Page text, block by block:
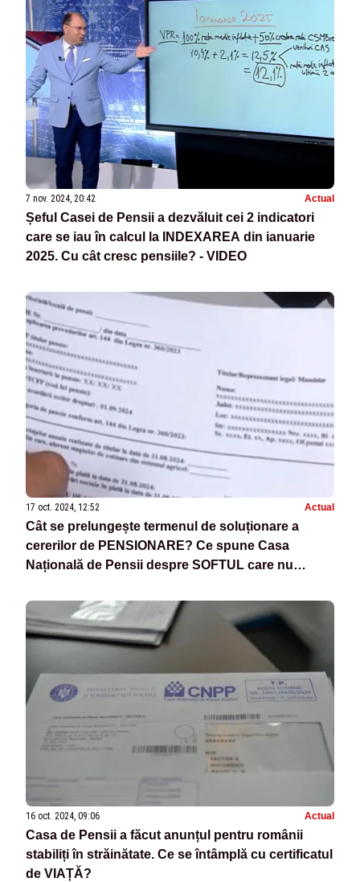
7 nov. 2024, 20:42 Actual
Șeful Casei de Pensii a dezvăluit cei 2 indicatori
care se iau în calcul la INDEXAREA din ianuarie
2025. Cu cât cresc pensiile? - VIDEO
17 oct. 2024, 12:52 Actual
Cât se prelungește termenul de soluționare a
cererilor de PENSIONARE? Ce spune Casa
Națională de Pensii despre SOFTUL care nu
16 oct. 2024, 09:06 Actual
Casa de Pensii a făcut anunțul pentru românii
stabiliți în străinătate. Ce se întâmplă cu certificatul
de VIAȚĂ?